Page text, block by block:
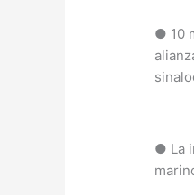
● 10
● La